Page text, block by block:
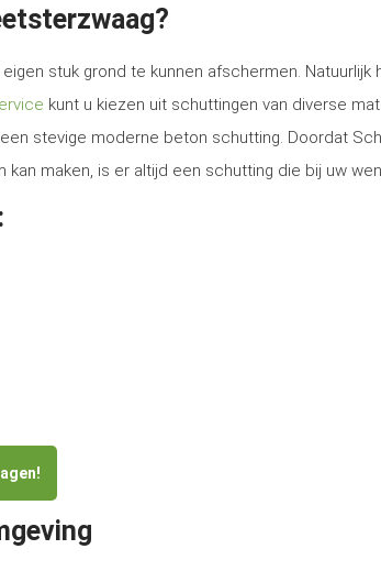
stuk grond te kunnen afschermen. Natuurlijk
kunt u kiezen uit schuttingen van diverse
stevige moderne beton schutting. Doordat
maken, is er altijd een schutting die bij uw